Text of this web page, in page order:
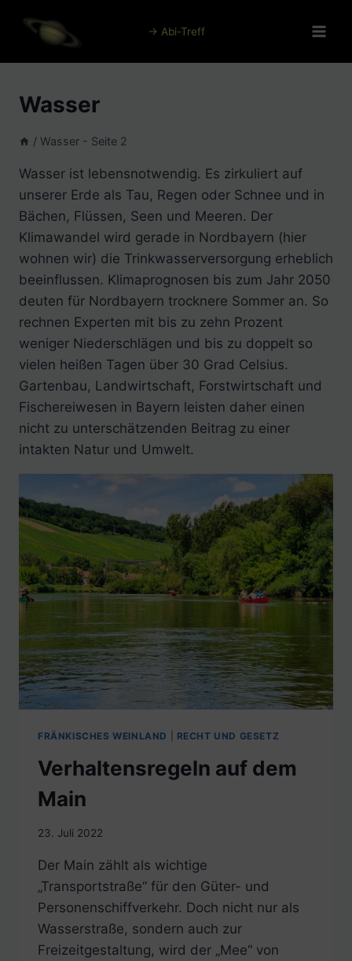
Inhalt
→ Abi-Treff
Wasser
/ Wasser - Seite 2
Wasser ist lebensnotwendig. Es zirkuliert auf
unserer Erde als Tau, Regen oder Schnee und in
Bächen, Flüssen, Seen und Meeren. Der
Klimawandel wird gerade in Nordbayern (hier
wohnen wir) die Trinkwasserversorgung erheblich
beeinflussen. Klimaprognosen bis zum Jahr 2050
deuten für Nordbayern trocknere Sommer an. So
rechnen Experten mit bis zu zehn Prozent
weniger Niederschlägen und bis zu doppelt so
vielen heißen Tagen über 30 Grad Celsius.
Gartenbau, Landwirtschaft, Forstwirtschaft und
Fischereiwesen in Bayern leisten daher einen
nicht zu unterschätzenden Beitrag zu einer
intakten Natur und Umwelt.
FRÄNKISCHES WEINLAND RECHT UND GESETZ
Verhaltensregeln auf dem
Main
23. Juli 2022
Der Main zählt als wichtige
„Transportstraße“ für den Güter- und
Personenschiffverkehr. Doch nicht nur als
Wasserstraße, sondern auch zur
Freizeitgestaltung, wird der „Mee“ von